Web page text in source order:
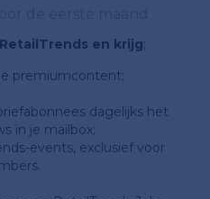
en krijg;
premiumcontent;
dagelijks het
in je mailbox;
events, exclusief voor